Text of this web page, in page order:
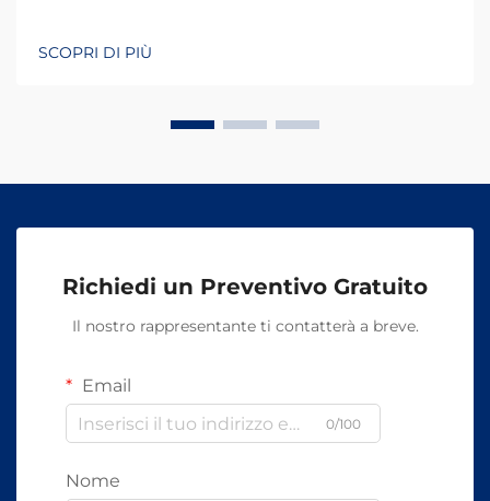
SCOPRI DI PIÙ
Richiedi un Preventivo Gratuito
Il nostro rappresentante ti contatterà a breve.
Email
0/100
Nome